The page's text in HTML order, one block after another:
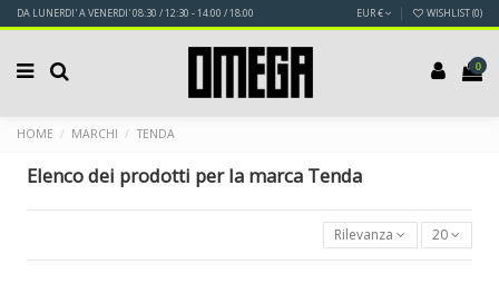
DA LUNERDI' A VENERDI' 08:30 / 12:30 - 14:00 / 18:00 EUR € WISHLIST (0)
0
HOME MARCHI TENDA
Elenco dei prodotti per la marca Tenda
Rilevanza 20